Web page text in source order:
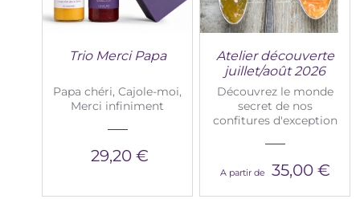
Trio Merci Papa
Papa chéri, Cajole-moi,
Merci infiniment
29,20 €
Atelier découverte
juillet/août 2026
Découvrez le monde
secret de nos
confitures d'exception
A partir de 35,00 €